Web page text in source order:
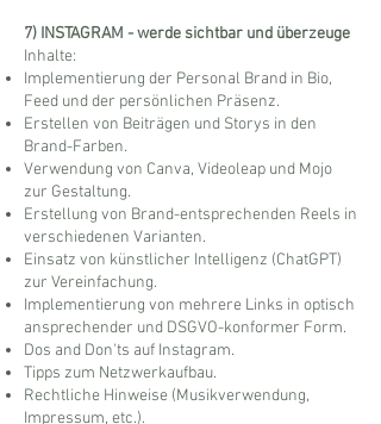
7) INSTAGRAM - werde sichtbar und überzeuge
Inhalte:
Implementierung der Personal Brand in Bio,
Feed und der persönlichen Präsenz.
Erstellen von Beiträgen und Storys in den
Brand-Farben.
Verwendung von Canva, Videoleap und Mojo
zur Gestaltung.
Erstellung von Brand-entsprechenden Reels in
verschiedenen Varianten.
Einsatz von künstlicher Intelligenz (ChatGPT)
zur Vereinfachung.
Implementierung von mehrere Links in optisch
ansprechender und DSGVO-konformer Form.
Dos and Don'ts auf Instagram.
Tipps zum Netzwerkaufbau.
Rechtliche Hinweise (Musikverwendung,
Impressum, etc.).